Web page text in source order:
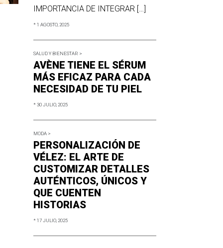
IMPORTANCIA DE INTEGRAR […]
* 1 AGOSTO, 2025
SALUD Y BIENESTAR >
AVÈNE TIENE EL SÉRUM
MÁS EFICAZ PARA CADA
NECESIDAD DE TU PIEL
* 30 JULIO, 2025
MODA >
PERSONALIZACIÓN DE
VÉLEZ: EL ARTE DE
CUSTOMIZAR DETALLES
AUTÉNTICOS, ÚNICOS Y
QUE CUENTEN
HISTORIAS
* 17 JULIO, 2025